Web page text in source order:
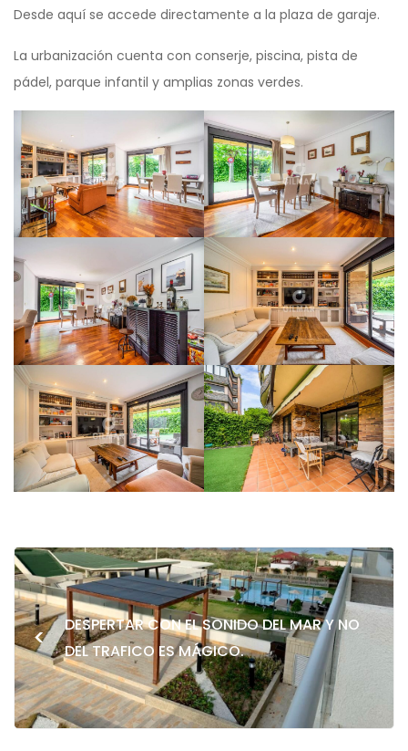
Desde aquí se accede directamente a la plaza de garaje.
La urbanización cuenta con conserje, piscina, pista de
pádel, parque infantil y amplias zonas verdes.
<
DESPERTAR CON EL SONIDO DEL MAR Y NO
DEL TRAFICO ES MÁGICO.